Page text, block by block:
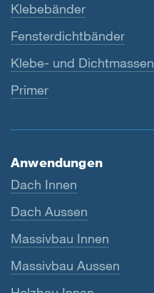
Klebebänder
Fensterdichtbänder
Klebe- und Dichtmassen
Primer
Anwendungen
Dach Innen
Dach Aussen
Massivbau Innen
Massivbau Aussen